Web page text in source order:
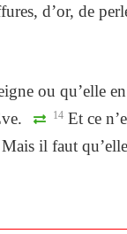
d’or, de
ou qu’elle
14 Et ce
il faut